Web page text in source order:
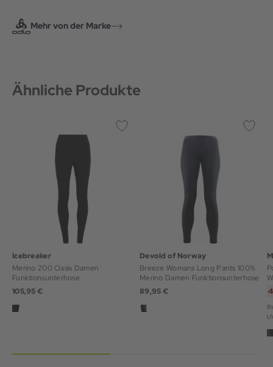
Mehr von der Marke
Ähnliche Produkte
Icebreaker
Merino 200 Oasis Damen
Funktionsunterhose
105,95 €
Devold of Norway
Breeze Womans Long Pants 100%
Merino Damen Funktionsunterhose
89,95 €